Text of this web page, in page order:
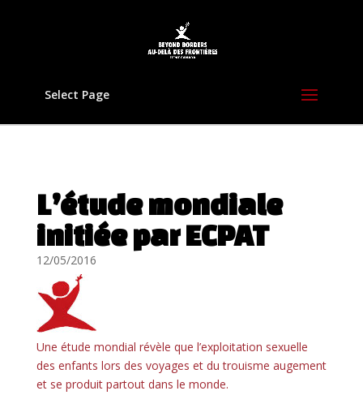
Select Page
L’étude mondiale
initiée par ECPAT
12/05/2016
Une étude mondial révèle que l’exploitation sexuelle
des enfants lors des voyages et du trouisme augement
et se produit partout dans le monde.